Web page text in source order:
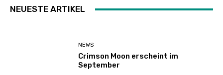
NEUESTE ARTIKEL
NEWS
Crimson Moon erscheint im
September